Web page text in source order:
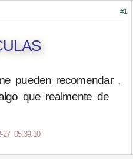
#1
pueden recomendar ,
que realmente de
05:39:10